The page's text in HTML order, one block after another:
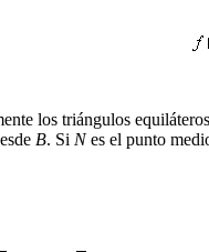
los triángulos equiláteros
B. Si Nes el punto